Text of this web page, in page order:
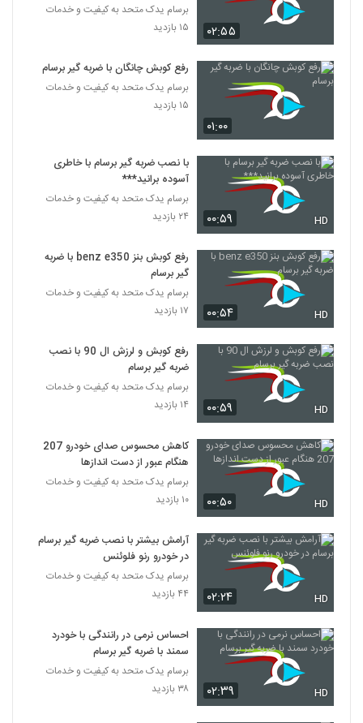
۰۲:۵۵
برسام یدک متحد به کیفیت و خدمات
۱۵ بازدید
۰۱:۰۰
رفع کوبش چانگان با ضربه گیر برسام
برسام یدک متحد به کیفیت و خدمات
۱۵ بازدید
۰۰:۵۹ HD
با نصب ضربه گیر برسام با خاطری
آسوده برانید***
برسام یدک متحد به کیفیت و خدمات
۲۴ بازدید
۰۰:۵۴ HD
رفع کوبش بنز benz e350 با ضربه
گیر برسام
برسام یدک متحد به کیفیت و خدمات
۱۷ بازدید
۰۰:۵۹ HD
رفع کوبش و لرزش ال 90 با نصب
ضربه گیر برسام
برسام یدک متحد به کیفیت و خدمات
۱۴ بازدید
۰۰:۵۰ HD
کاهش محسوس صدای خودرو 207
هنگام عبور از دست اندازها
برسام یدک متحد به کیفیت و خدمات
۱۰ بازدید
۰۲:۲۴ HD
آرامش بیشتر با نصب ضربه گیر برسام
در خودرو رنو فلوئنس
برسام یدک متحد به کیفیت و خدمات
۴۴ بازدید
۰۲:۳۹ HD
احساس نرمی در رانندگی با خودرد
سمند با ضربه گیر برسام
برسام یدک متحد به کیفیت و خدمات
۳۸ بازدید